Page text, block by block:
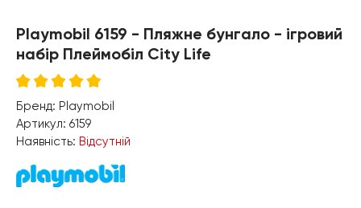
Playmobil 6159 - Пляжне бунгало - ігровий
набір Плеймобіл City Life
Бренд: Playmobil
Артикул: 6159
Наявність: Відсутній